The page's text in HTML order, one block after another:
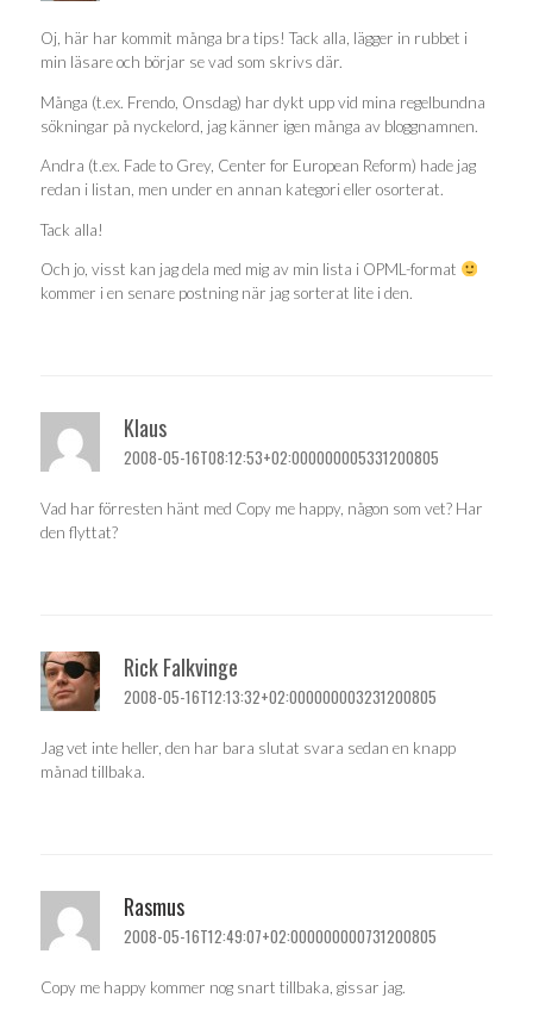
Oj, här har kommit många bra tips! Tack alla, lägger in rubbet i
min läsare och börjar se vad som skrivs där.
Många (t.ex. Frendo, Onsdag) har dykt upp vid mina regelbundna
sökningar på nyckelord, jag känner igen många av bloggnamnen.
Andra (t.ex. Fade to Grey, Center for European Reform) hade jag
redan i listan, men under en annan kategori eller osorterat.
Tack alla!
Och jo, visst kan jag dela med mig av min lista i OPML-format
kommer i en senare postning när jag sorterat lite i den.
Klaus
2008-05-16T08:12:53+02:000000005331200805
Vad har förresten hänt med Copy me happy, någon som vet? Har
den flyttat?
Rick Falkvinge
2008-05-16T12:13:32+02:000000003231200805
Jag vet inte heller, den har bara slutat svara sedan en knapp
månad tillbaka.
Rasmus
2008-05-16T12:49:07+02:000000000731200805
Copy me happy kommer nog snart tillbaka, gissar jag.